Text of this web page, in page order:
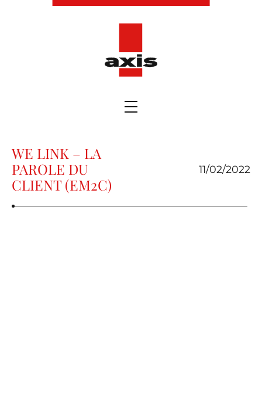
WE LINK – LA
PAROLE DU
CLIENT (EM2C)
11/02/2022